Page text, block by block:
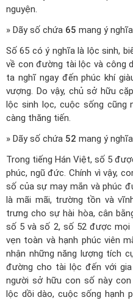
nguyện.
» Dãy số chứa 65 mang ý nghĩa
Số 65 có ý nghĩa là lộc sinh,
về con đường tài lộc và công
ta nghĩ ngay đến phúc khí
vượng. Do vậy, chủ sở hữu
lộc sinh lọc, cuộc sống cũng
càng thăng tiến.
» Dãy số chứa 52 mang ý nghĩa
Trong tiếng Hán Việt, số 5
phúc, ngũ đức. Chính vì vậy,
số của sự may mắn và phúc
là mãi mãi, trường tồn và
trưng cho sự hài hòa, cân
số 5 và số 2, số 52 được mọi
vẹn toàn và hạnh phúc viên
nhận những năng lượng tích
đường cho tài lộc đến với
người sở hữu con số này
lộc dồi dào, cuộc sống hạnh